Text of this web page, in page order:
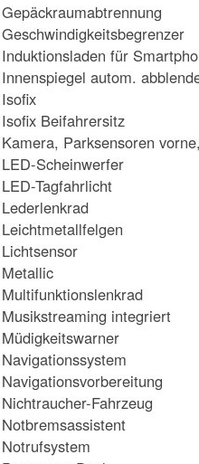
Gepäckraumabtrennung
Geschwindigkeitsbegrenzer
Induktionsladen für
Innenspiegel autom.
Isofix
Isofix Beifahrersitz
Kamera, Parksensoren
LED-Scheinwerfer
LED-Tagfahrlicht
Lederlenkrad
Leichtmetallfelgen
Lichtsensor
Metallic
Multifunktionslenkrad
Musikstreaming integriert
Müdigkeitswarner
Navigationssystem
Navigationsvorbereitung
Nichtraucher-Fahrzeug
Notbremsassistent
Notrufsystem